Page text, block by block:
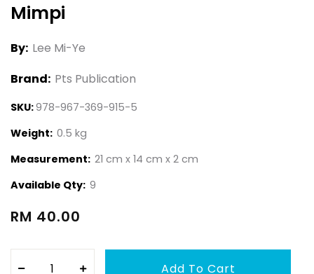
Mimpi
By: Lee Mi-Ye
Brand: Pts Publication
SKU:978-967-369-915-5
Weight: 0.5 kg
Measurement: 21 cm x 14 cm x 2 cm
Available Qty: 9
RM 40.00